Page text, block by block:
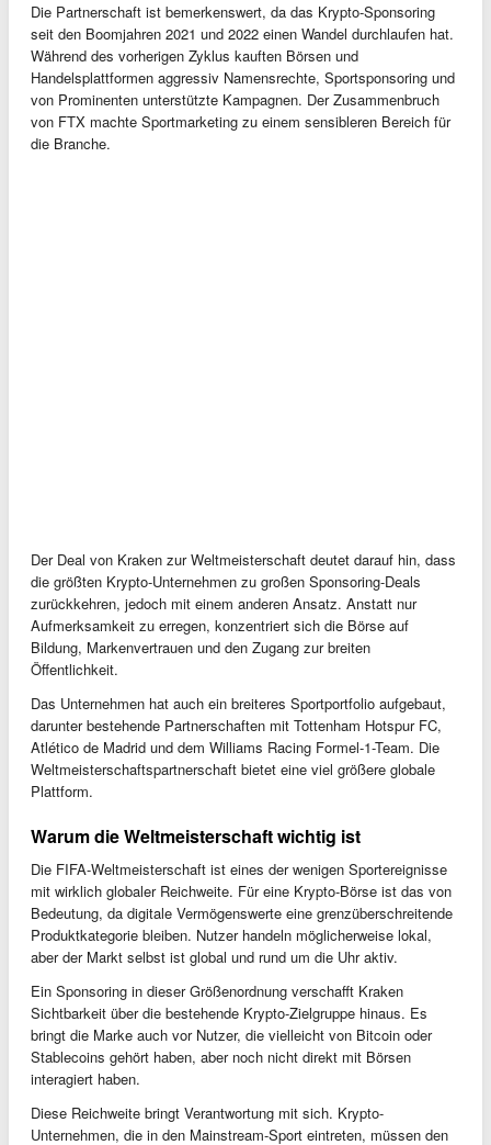
Die Partnerschaft ist bemerkenswert, da das Krypto-Sponsoring
seit den Boomjahren 2021 und 2022 einen Wandel durchlaufen hat.
Während des vorherigen Zyklus kauften Börsen und
Handelsplattformen aggressiv Namensrechte, Sportsponsoring und
von Prominenten unterstützte Kampagnen. Der Zusammenbruch
von FTX machte Sportmarketing zu einem sensibleren Bereich für
die Branche.
Der Deal von Kraken zur Weltmeisterschaft deutet darauf hin, dass
die größten Krypto-Unternehmen zu großen Sponsoring-Deals
zurückkehren, jedoch mit einem anderen Ansatz. Anstatt nur
Aufmerksamkeit zu erregen, konzentriert sich die Börse auf
Bildung, Markenvertrauen und den Zugang zur breiten
Öffentlichkeit.
Das Unternehmen hat auch ein breiteres Sportportfolio aufgebaut,
darunter bestehende Partnerschaften mit Tottenham Hotspur FC,
Atlético de Madrid und dem Williams Racing Formel-1-Team. Die
Weltmeisterschaftspartnerschaft bietet eine viel größere globale
Plattform.
Warum die Weltmeisterschaft wichtig ist
Die FIFA-Weltmeisterschaft ist eines der wenigen Sportereignisse
mit wirklich globaler Reichweite. Für eine Krypto-Börse ist das von
Bedeutung, da digitale Vermögenswerte eine grenzüberschreitende
Produktkategorie bleiben. Nutzer handeln möglicherweise lokal,
aber der Markt selbst ist global und rund um die Uhr aktiv.
Ein Sponsoring in dieser Größenordnung verschafft Kraken
Sichtbarkeit über die bestehende Krypto-Zielgruppe hinaus. Es
bringt die Marke auch vor Nutzer, die vielleicht von Bitcoin oder
Stablecoins gehört haben, aber noch nicht direkt mit Börsen
interagiert haben.
Diese Reichweite bringt Verantwortung mit sich. Krypto-
Unternehmen, die in den Mainstream-Sport eintreten, müssen den